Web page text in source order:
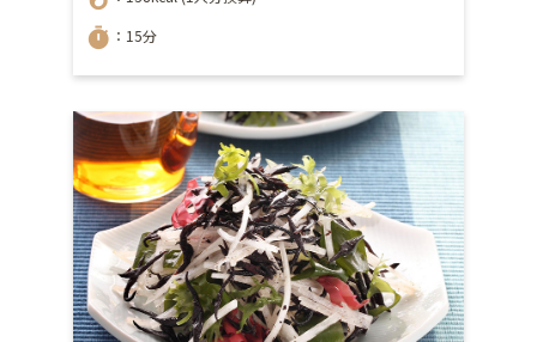
timer ：15分